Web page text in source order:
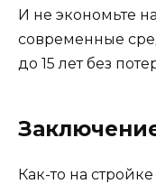
И не экономьте
современные
до 15 лет без
Как-то на